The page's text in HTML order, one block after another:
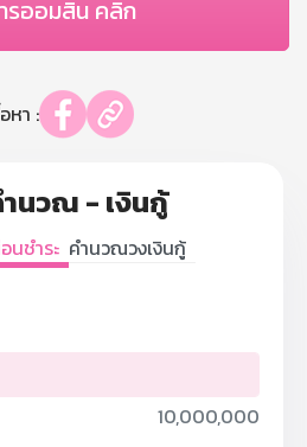
รออมสิน คลิก
หา :
นวณ - เงินกู้
นชำระ คำนวณวงเงินกู้
10,000,000